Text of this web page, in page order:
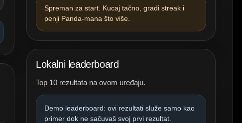
Spreman za start. Kucaj tačno, gradi streak i
penji Panda-mana što više.
Lokalni leaderboard
Top 10 rezultata na ovom uređaju.
Demo leaderboard: ovi rezultati služe samo kao
primer dok ne sačuvaš svoj prvi rezultat.